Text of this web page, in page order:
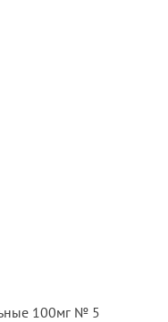
100мг № 5